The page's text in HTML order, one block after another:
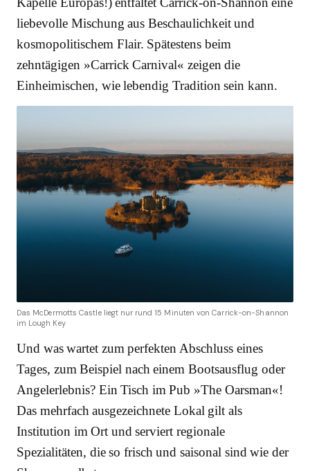
liebevolle Mischung aus Beschaulichkeit und
kosmopolitischem Flair. Spätestens beim
zehntägigen »Carrick Carnival« zeigen die
Einheimischen, wie lebendig Tradition sein kann.
Das McDermotts Castle liegt nur rund 15 Minuten von Carrick-on-Shannon
im Lough Key
Und was wartet zum perfekten Abschluss eines
Tages, zum Beispiel nach einem Bootsausflug oder
Angelerlebnis? Ein Tisch im Pub »The Oarsman«!
Das mehrfach ausgezeichnete Lokal gilt als
Institution im Ort und serviert regionale
Spezialitäten, die so frisch und saisonal sind wie der